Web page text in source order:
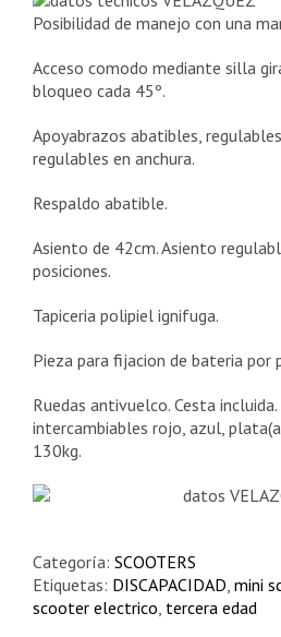
Posibilidad de manejo con una
Acceso comodo mediante silla
bloqueo cada 45º.
Apoyabrazos abatibles,
regulables en anchura.
Respaldo abatible.
Asiento de 42cm. Asiento
posiciones.
Tapiceria polipiel ignifuga.
Pieza para fijacion de bateria por
Ruedas antivuelco. Cesta incluida.
intercambiables rojo, azul,
130kg.
Categoría: SCOOTERS
Etiquetas: DISCAPACIDAD, mini
scooter electrico, tercera edad